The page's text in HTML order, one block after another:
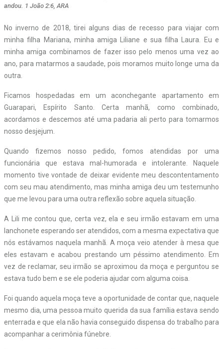
andou. 1 João 2:6, ARA
No inverno de 2018, tirei alguns dias de recesso para viajar com
minha filha Mariana, minha amiga Liliane e sua filha Laura. Eu e
minha amiga combinamos de fazer isso pelo menos uma vez ao
ano, para matarmos a saudade, pois moramos muito longe uma da
outra.
Ficamos hospedadas em um aconchegante apartamento em
Guarapari, Espírito Santo. Certa manhã, como combinado,
acordamos e descemos até uma padaria ali perto para tomarmos
nosso desjejum.
Quando fizemos nosso pedido, fomos atendidas por uma
funcionária que estava mal-humorada e intolerante. Naquele
momento tive vontade de deixar evidente meu descontentamento
com seu mau atendimento, mas minha amiga deu um testemunho
que me levou para uma outra reflexão sobre aquela situação.
A Lili me contou que, certa vez, ela e seu irmão estavam em uma
lanchonete esperando ser atendidos, com a mesma expectativa que
nós estávamos naquela manhã. A moça veio atender à mesa que
eles estavam e acabou prestando um péssimo atendimento. Em
vez de reclamar, seu irmão se aproximou da moça e perguntou se
estava tudo bem e se ele poderia ajudar com alguma coisa.
Foi quando aquela moça teve a oportunidade de contar que, naquele
mesmo dia, uma pessoa muito querida da sua família estava sendo
enterrada e que ela não havia conseguido dispensa do trabalho para
acompanhar a cerimônia fúnebre.